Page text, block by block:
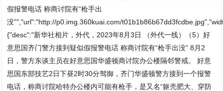
假报警电话 称商讨院有“枪手出
没”","url":"http://p0.img.360kuai.com/
{"desc":"新华社相片，外代，2023年8月3日 （外代一线）（5）好
意思国齐门警方接到疑似假报警电话 称商讨院有“枪手出没” 8月2
日，警方东谈主员在好意思国华盛顿商讨院办公楼隔邻警戒。 好意
思国东部技艺2日下昼2时30分驾御，齐门华盛顿警方接到一个报警
电话，称商讨院哈特办公楼内可能有枪手，是又名“躯壳肥大、穿防